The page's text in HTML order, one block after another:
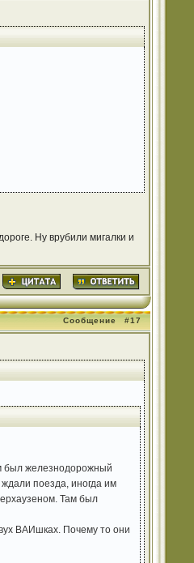
Ну врубили мигалки и
Сообщение #17
был железнодорожный
поезда, иногда им
Там был
ВАИшках. Почему то они